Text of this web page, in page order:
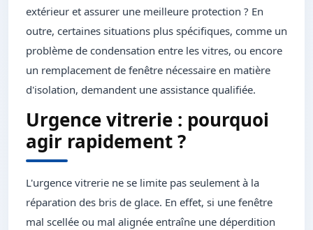
extérieur et assurer une meilleure protection ? En
outre, certaines situations plus spécifiques, comme un
problème de condensation entre les vitres, ou encore
un remplacement de fenêtre nécessaire en matière
d'isolation, demandent une assistance qualifiée.
Urgence vitrerie : pourquoi
agir rapidement ?
L'urgence vitrerie ne se limite pas seulement à la
réparation des bris de glace. En effet, si une fenêtre
mal scellée ou mal alignée entraîne une déperdition